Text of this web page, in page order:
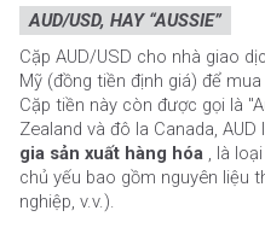
AUD/USD, HAY “AUSSIE”
Cặp AUD/USD cho nhà giao
Mỹ (đồng tiền định giá) để
Cặp tiền này còn được gọi là
Zealand và đô la Canada, AUD
gia sản xuất hàng hóa , là
chủ yếu bao gồm nguyên liệu
nghiệp, v.v.).